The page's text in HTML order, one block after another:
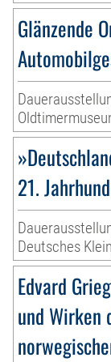
Glänzende
21.
Deutsches
Edvard
und Wirken